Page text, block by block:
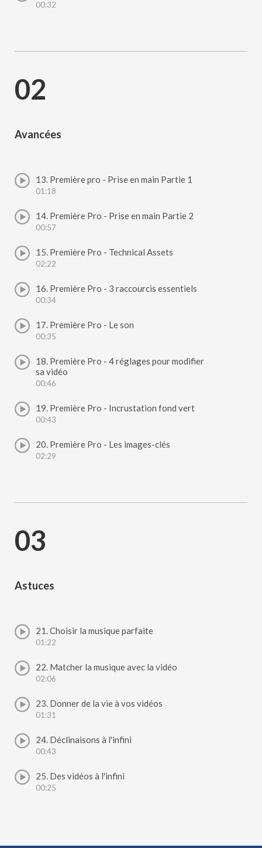
00:32
02
Avancées
13. Première pro - Prise en main Partie 1
01:18
14. Première Pro - Prise en main Partie 2
00:57
15. Première Pro - Technical Assets
02:22
16. Première Pro - 3 raccourcis essentiels
00:34
17. Première Pro - Le son
00:35
18. Première Pro - 4 réglages pour modifier
sa vidéo
00:46
19. Première Pro - Incrustation fond vert
00:43
20. Première Pro - Les images-clés
02:29
03
Astuces
21. Choisir la musique parfaite
01:22
22. Matcher la musique avec la vidéo
02:06
23. Donner de la vie à vos vidéos
01:31
24. Déclinaisons à l'infini
00:43
25. Des vidéos à l'infini
00:25